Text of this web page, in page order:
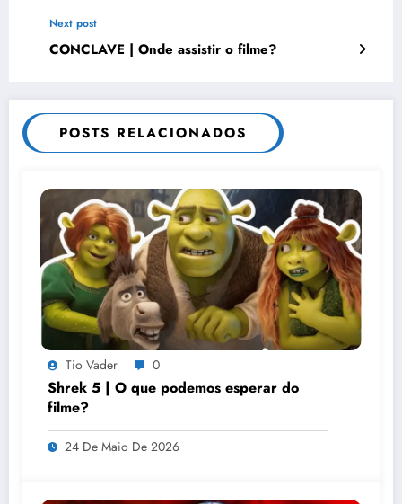
Next post
CONCLAVE | Onde assistir o filme?
POSTS RELACIONADOS
Tio Vader 0
Shrek 5 | O que podemos esperar do
filme?
24 De Maio De 2026